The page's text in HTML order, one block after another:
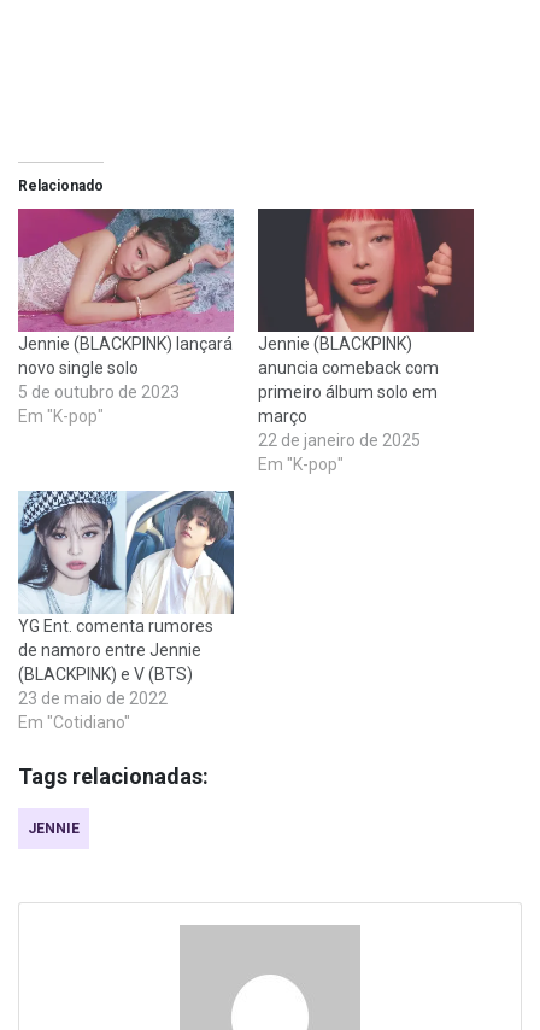
Relacionado
Jennie (BLACKPINK) lançará
novo single solo
5 de outubro de 2023
Em "K-pop"
Jennie (BLACKPINK)
anuncia comeback com
primeiro álbum solo em
março
22 de janeiro de 2025
Em "K-pop"
YG Ent. comenta rumores
de namoro entre Jennie
(BLACKPINK) e V (BTS)
23 de maio de 2022
Em "Cotidiano"
Tags relacionadas:
JENNIE